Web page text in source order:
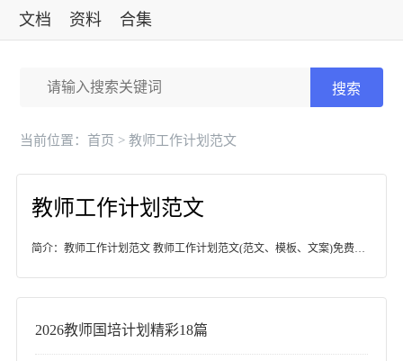
文档 资料 合集
搜索
当前位置： 首页 > 教师工作计划范文
教师工作计划范文
2026教师国培计划精彩18篇